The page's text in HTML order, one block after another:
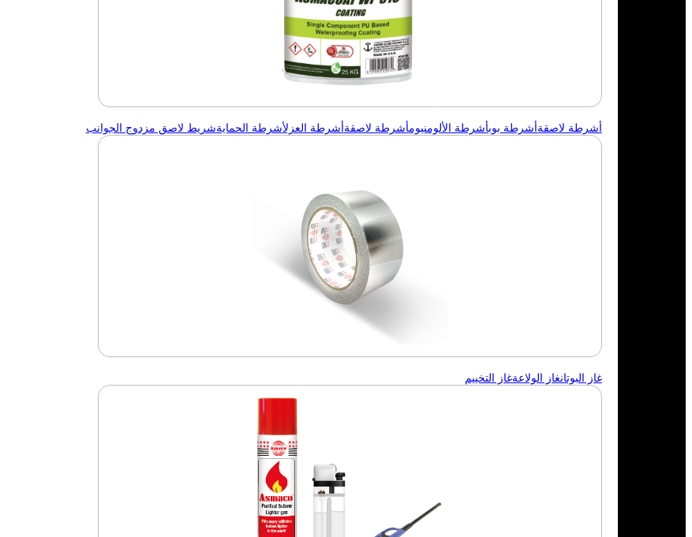
أشرطة لاصقة أشرطة بوبأشرطة الألومنيومأشرطة لاصقة أشرطة العزلأشرطة الحمايةشريط لاصق مزدوج الجوانب
غاز البوتانغاز الولاعةغاز التخييم